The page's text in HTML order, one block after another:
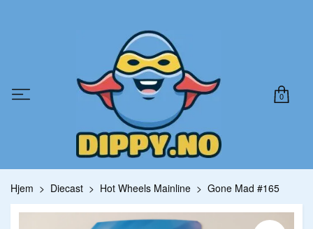
0
Hjem Diecast Hot Wheels Mainline Gone Mad #165